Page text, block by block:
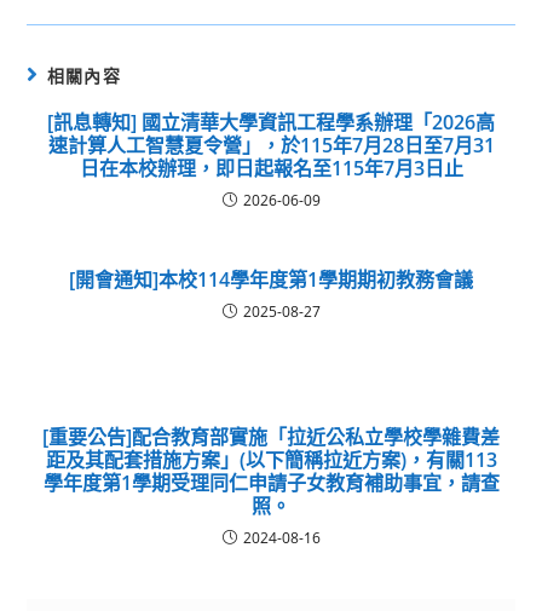
相關內容
[訊息轉知] 國立清華大學資訊工程學系辦理「2026高
速計算人工智慧夏令營」，於115年7月28日至7月31
日在本校辦理，即日起報名至115年7月3日止
2026-06-09
[開會通知]本校114學年度第1學期期初教務會議
2025-08-27
[重要公告]配合教育部實施「拉近公私立學校學雜費差
距及其配套措施方案」(以下簡稱拉近方案)，有關113
學年度第1學期受理同仁申請子女教育補助事宜，請查
照。
2024-08-16